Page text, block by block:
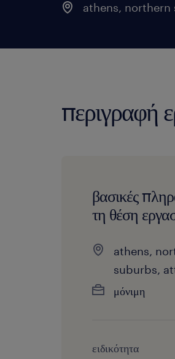
athens, northern
περιγραφή
βασικές
τη θέση
athens,
suburbs,
μόνιμη
ειδικότητα